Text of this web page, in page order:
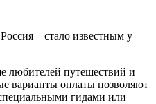
– стало известным у
любителей путешествий и
варианты оплаты позволяют
гидами или